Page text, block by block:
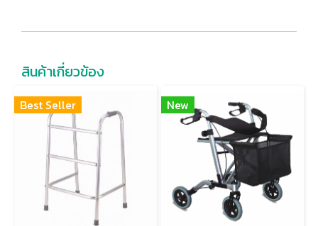
สินค้าเกี่ยวข้อง
Best Seller New